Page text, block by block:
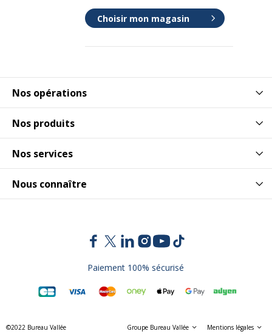
Nos opérations
Nos produits
Nos services
Nous connaître
Choisir mon magasin
Paiement 100% sécurisé
©2022 Bureau Vallée Groupe Bureau Vallée Mentions légales